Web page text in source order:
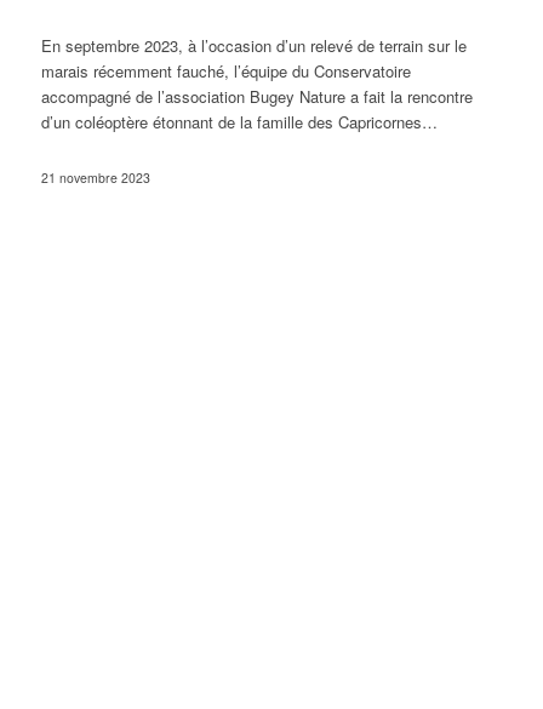
En septembre 2023, à l’occasion d’un relevé de terrain sur le
marais récemment fauché, l’équipe du Conservatoire
accompagné de l’association Bugey Nature a fait la rencontre
d’un coléoptère étonnant de la famille des Capricornes…
21 novembre 2023